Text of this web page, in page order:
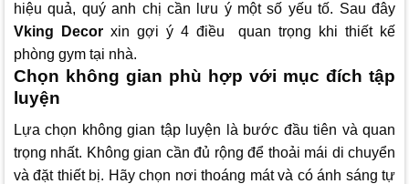
hiệu quả, quý anh chị cần lưu ý một số yếu tố. Sau đây
Vking Decor xin gợi ý 4 điều quan trọng khi thiết kế
phòng gym tại nhà.
Chọn không gian phù hợp với mục đích tập
luyện
Lựa chọn không gian tập luyện là bước đầu tiên và quan
trọng nhất. Không gian cần đủ rộng để thoải mái di chuyển
và đặt thiết bị. Hãy chọn nơi thoáng mát và có ánh sáng tự